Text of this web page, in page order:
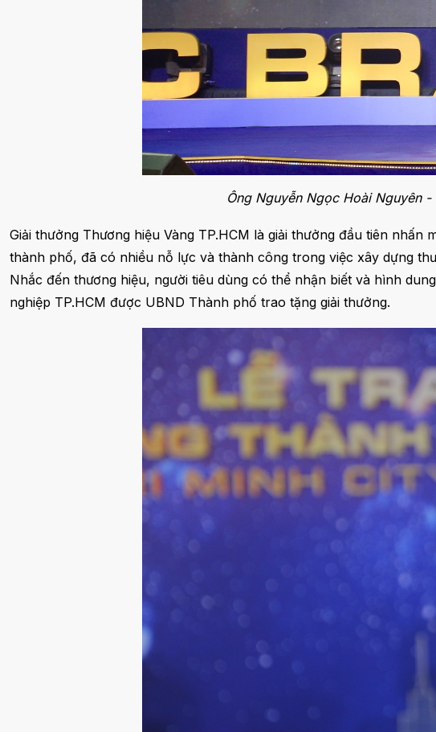
Ông Nguyễn Ngọc Hoài Nguyên
Giải thưởng Thương hiệu Vàng TP.HCM là giải thưởng đầu tiên
thành phố, đã có nhiều nỗ lực và thành công trong việc xây dựng
Nhắc đến thương hiệu, người tiêu dùng có thể nhận biết và hình
nghiệp TP.HCM được UBND Thành phố trao tặng giải thưởng.